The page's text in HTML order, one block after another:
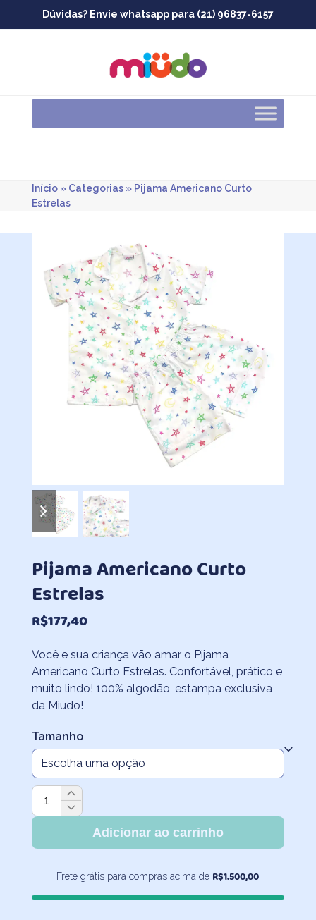
Dúvidas? Envie whatsapp para (21) 96837-6157
Início» Categorias» Pijama Americano Curto
Estrelas
previous
slide
next
slide
Pijama Americano Curto
Estrelas
R$177,40
Você e sua criança vão amar o Pijama
Americano Curto Estrelas. Confortável, prático e
muito lindo! 100% algodão, estampa exclusiva
da Miüdo!
Tamanho
Pijama
Americano
Estrelas
Adicionar ao carrinho
Frete grátis para compras acima de R$1.500,00